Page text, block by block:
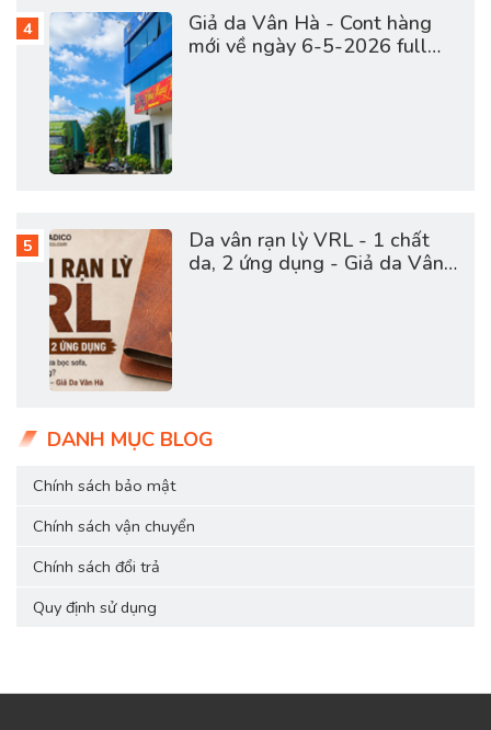
Giả da Vân Hà - Cont hàng
mới về ngày 6-5-2026 full
Da vân rạn lỳ VRL - 1 chất
da, 2 ứng dụng - Giả da Vân
DANH MỤC BLOG
Chính sách bảo mật
Chính sách vận chuyển
Chính sách đổi trả
Quy định sử dụng